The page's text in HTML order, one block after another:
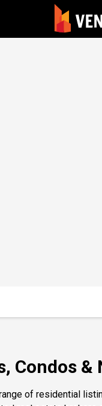
Condos
of residential